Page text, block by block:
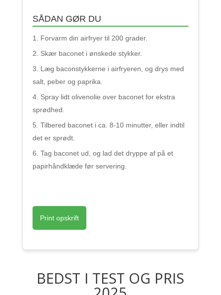
SÅDAN GØR DU
Forvarm din airfryer til 200 grader.
Skær baconet i ønskede stykker.
Læg baconstykkerne i airfryeren, og drys med
salt, peber og paprika.
Spray lidt olivenolie over baconet for ekstra
sprødhed.
Tilbered baconet i ca. 8-10 minutter, eller indtil
det er sprødt.
Tag baconet ud, og lad det dryppe af på et
papirhåndklæde før servering.
Print opskrift
BEDST I TEST OG PRIS